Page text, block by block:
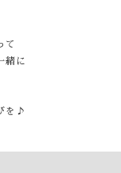
て
緒に
を♪